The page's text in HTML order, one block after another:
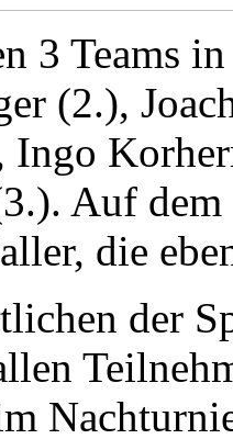
3 Teams
(2.),
Ingo
Auf
die
der